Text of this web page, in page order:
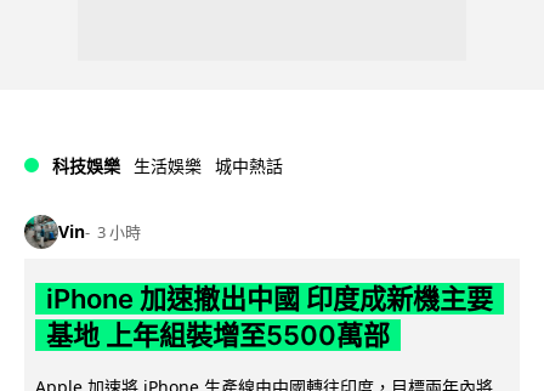
科技娛樂 生活娛樂 城中熱話
Vin 3 小時
iPhone 加速撤出中國 印度成新機主要
基地 上年組裝增至5500萬部